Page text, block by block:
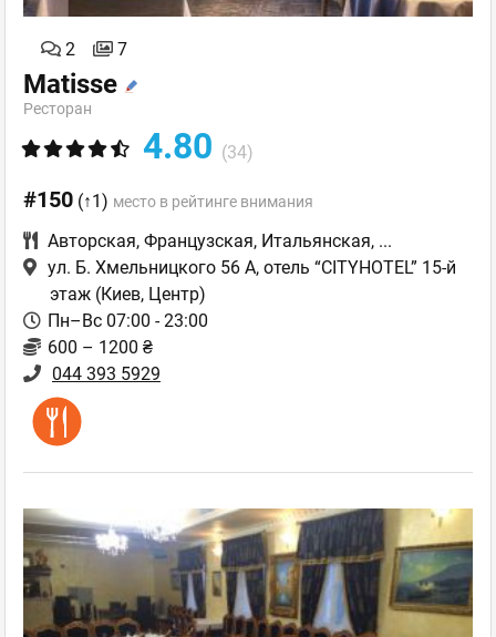
2 7
Matisse
Ресторан
4.80 (34)
#150 (↑1) место в рейтинге внимания
Авторская, Французская, Итальянская, ...
ул. Б. Хмельницкого 56 А, отель “CITYHOTEL” 15-й
этаж (Киев, Центр)
Пн–Вс 07:00 - 23:00
600 – 1200 ₴
044 393 5929